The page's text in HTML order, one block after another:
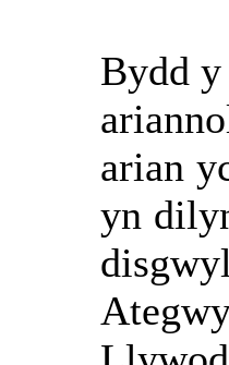
Bydd
arian
yn